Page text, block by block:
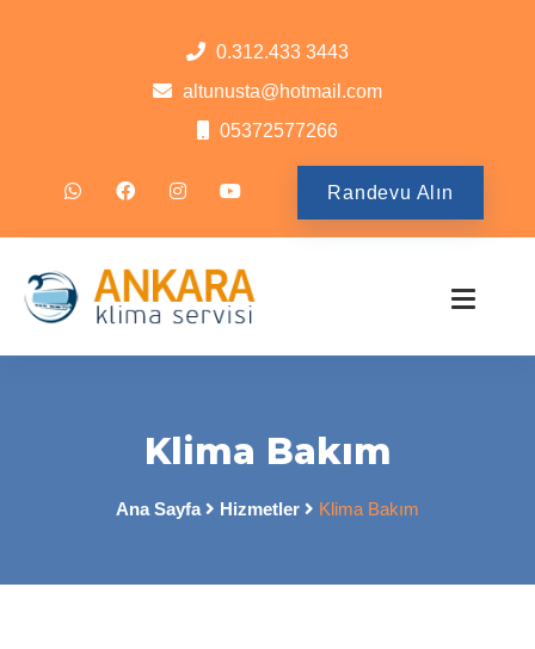
0.312.433 3443
altunusta@hotmail.com
05372577266
Randevu Alın
Klima Bakım
Ana Sayfa Hizmetler Klima Bakım